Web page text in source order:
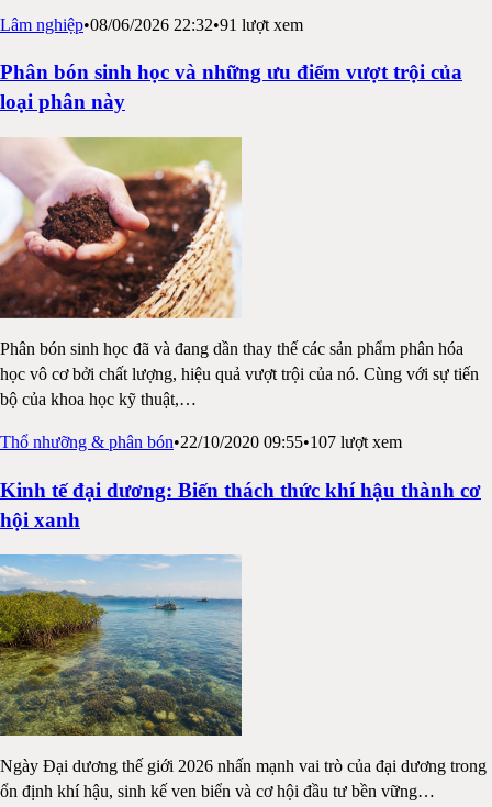
Lâm nghiệp•08/06/2026 22:32•91 lượt xem
Phân bón sinh học và những ưu điểm vượt trội của
loại phân này
Phân bón sinh học đã và đang dần thay thế các sản phẩm phân hóa
học vô cơ bởi chất lượng, hiệu quả vượt trội của nó. Cùng với sự tiến
bộ của khoa học kỹ thuật,…
Thổ nhưỡng & phân bón•22/10/2020 09:55•107 lượt xem
Kinh tế đại dương: Biến thách thức khí hậu thành cơ
hội xanh
Ngày Đại dương thế giới 2026 nhấn mạnh vai trò của đại dương trong
ổn định khí hậu, sinh kế ven biển và cơ hội đầu tư bền vững…